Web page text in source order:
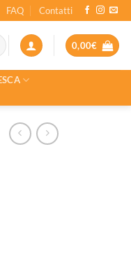
FAQ Contatti
0,00€